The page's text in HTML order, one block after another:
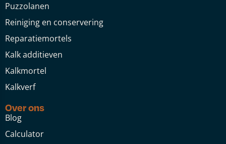
Puzzolanen
Reiniging en conservering
Reparatiemortels
Kalk additieven
Kalkmortel
Kalkverf
Over ons
Blog
Calculator